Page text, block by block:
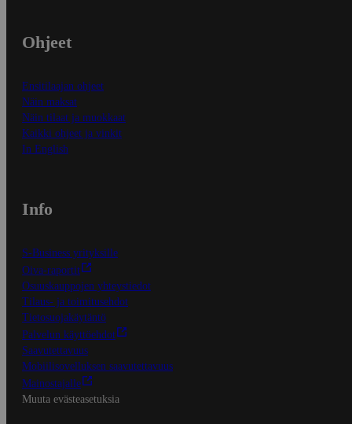
Ohjeet
Ensitilaajan ohjeet
Näin maksat
Näin tilaat ja muokkaat
Kaikki ohjeet ja vinkit
In English
Info
S-Business yrityksille
Oiva-raportit
Osuuskauppojen yhteystiedot
Tilaus- ja toimitusehdot
Tietosuojakäytäntö
Palvelun käyttöehdot
Saavutettavuus
Mobiilisovelluksen saavutettavuus
Mainostajalle
Muuta evästeasetuksia